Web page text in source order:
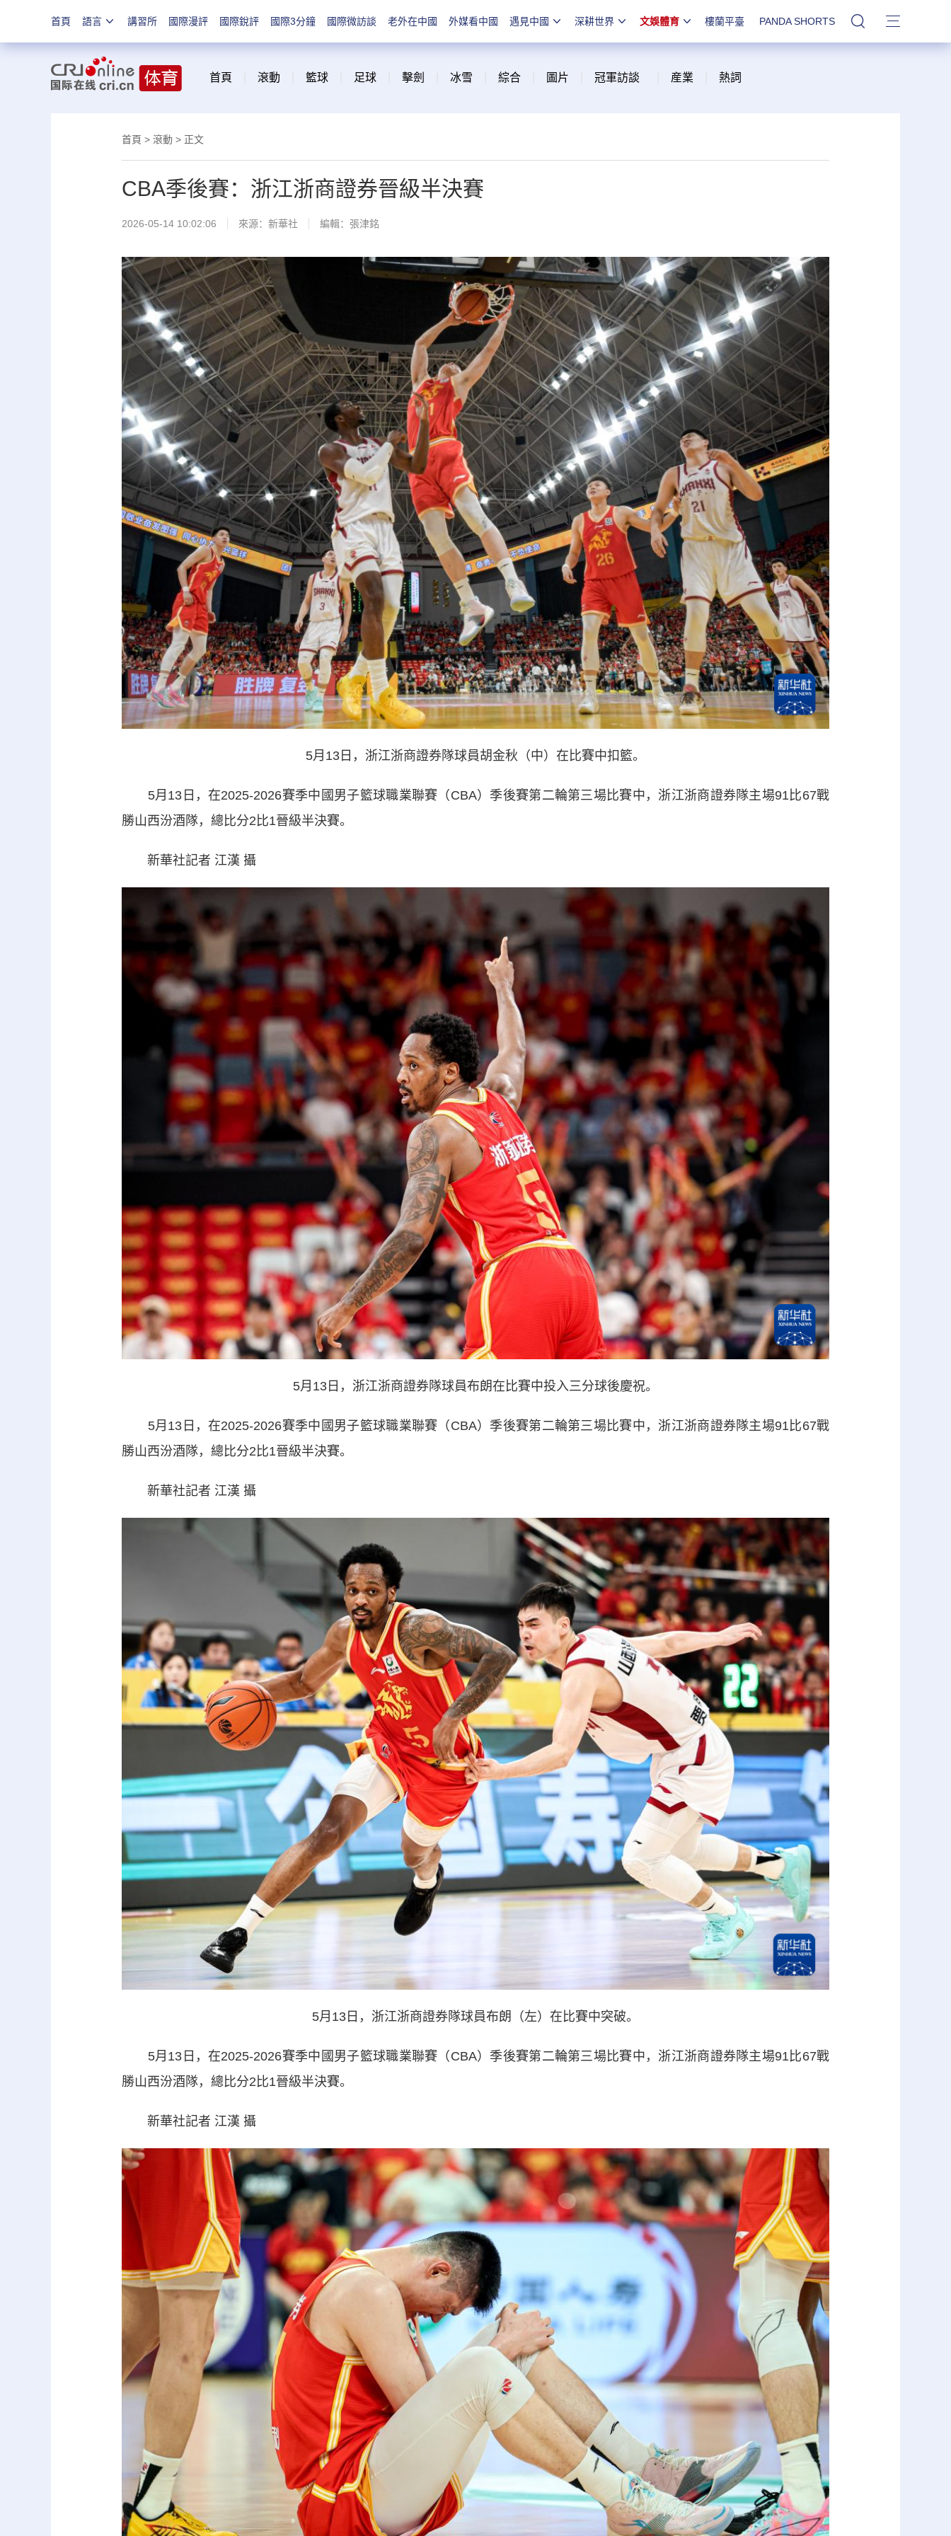
首頁 語言 講習所 國際漫評 國際銳評 國際3分鐘 國際微訪談 老外在中國 外媒看中國 遇見中國 深耕世界 文娛體育 樓蘭平臺 PANDA SHORTS 站內搜索
首頁 滾動 籃球 足球 擊劍 冰雪 綜合 圖片 冠軍訪談 産業 熱詞
首頁 > 滾動 > 正文
CBA季後賽：浙江浙商證券晉級半決賽
2026-05-14 10:02:06 來源：新華社 編輯：張津銘
5月13日，浙江浙商證券隊球員胡金秋（中）在比賽中扣籃。
5月13日，在2025-2026賽季中國男子籃球職業聯賽（CBA）季後賽第二輪第三場比賽中，浙江浙商證券隊主場91比67戰
勝山西汾酒隊，總比分2比1晉級半決賽。
新華社記者 江漢 攝
5月13日，浙江浙商證券隊球員布朗在比賽中投入三分球後慶祝。
5月13日，在2025-2026賽季中國男子籃球職業聯賽（CBA）季後賽第二輪第三場比賽中，浙江浙商證券隊主場91比67戰
勝山西汾酒隊，總比分2比1晉級半決賽。
新華社記者 江漢 攝
5月13日，浙江浙商證券隊球員布朗（左）在比賽中突破。
5月13日，在2025-2026賽季中國男子籃球職業聯賽（CBA）季後賽第二輪第三場比賽中，浙江浙商證券隊主場91比67戰
勝山西汾酒隊，總比分2比1晉級半決賽。
新華社記者 江漢 攝